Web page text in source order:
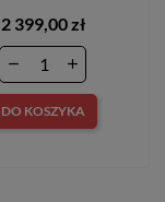
2 399,00 zł
DO KOSZYKA